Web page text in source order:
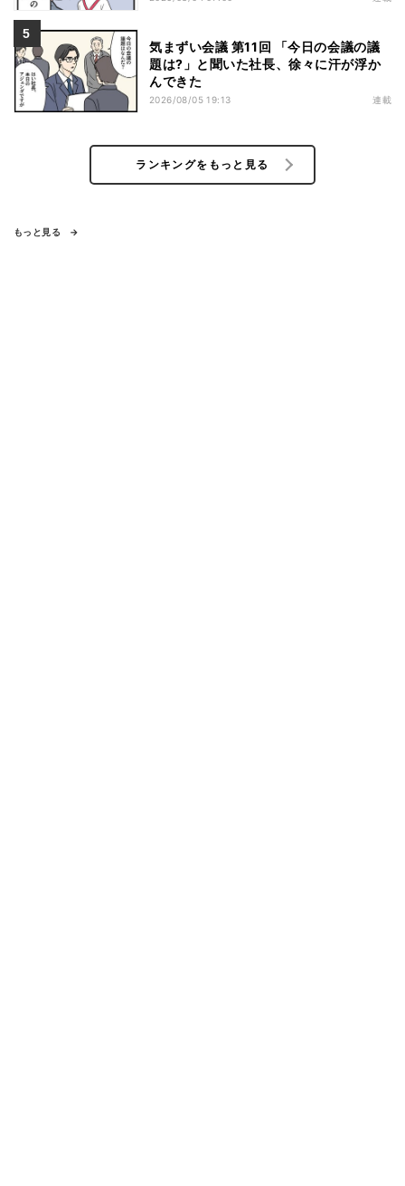
気まずい会議 第11回 「今日の会議の議
題は?」と聞いた社長、徐々に汗が浮か
んできた
2026/08/05 19:13 連載
ランキングをもっと見る
もっと見る